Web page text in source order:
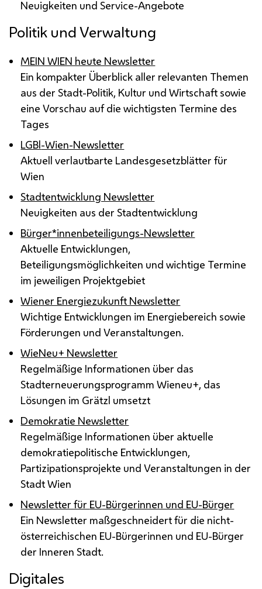
Neuigkeiten undService-Angebote
Politik und Verwaltung
MEIN WIEN heute Newsletter
Ein kompakter Überblick aller relevanten Themen
aus der Stadt-Politik, Kultur und Wirtschaft sowie
eine Vorschau auf die wichtigsten Termine des
Tages
LGBl-Wien-Newsletter
Aktuell verlautbarte Landesgesetzblätter für
Wien
Stadtentwicklung Newsletter
Neuigkeiten aus der Stadtentwicklung
Bürger*innenbeteiligungs-Newsletter
Aktuelle Entwicklungen,
Beteiligungsmöglichkeiten und wichtige Termine
im jeweiligen Projektgebiet
Wiener Energiezukunft Newsletter
Wichtige Entwicklungen im Energiebereich sowie
Förderungen und Veranstaltungen.
WieNeu+ Newsletter
Regelmäßige Informationen über das
Stadterneuerungsprogramm Wieneu+, das
Lösungen im Grätzl umsetzt
Demokratie Newsletter
Regelmäßige Informationen über aktuelle
demokratiepolitische Entwicklungen,
Partizipationsprojekte und Veranstaltungen in der
Stadt Wien
Newsletter für EU-Bürgerinnen und EU-Bürger
Ein Newsletter maßgeschneidert für die nicht-
österreichischen EU-Bürgerinnen und EU-Bürger
der Inneren Stadt.
Digitales